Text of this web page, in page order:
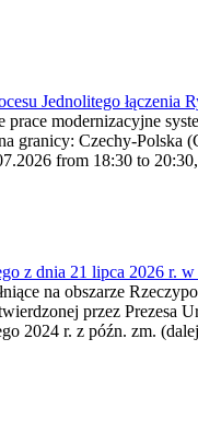
Jednolitego
prace modernizacyjne
granicy: Czechy-Polska
from 18:30 to
z dnia 21 lipca 2026
na obszarze
przez
2024 r. z późn. zm.